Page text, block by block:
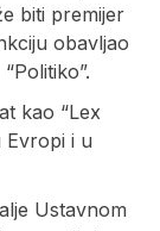
biti premijer
obavljao
kao “Lex
Evropi i u
Ustavnom